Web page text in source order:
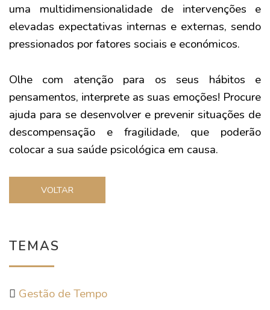
uma multidimensionalidade de intervenções e
elevadas expectativas internas e externas, sendo
pressionados por fatores sociais e económicos.
Olhe com atenção para os seus hábitos e
pensamentos, interprete as suas emoções! Procure
ajuda para se desenvolver e prevenir situações de
descompensação e fragilidade, que poderão
colocar a sua saúde psicológica em causa.
VOLTAR
TEMAS
Gestão de Tempo